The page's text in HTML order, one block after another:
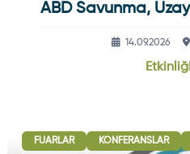
ABD Savunma,
14.09.2026
FUARLAR KONFERANSLAR